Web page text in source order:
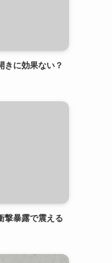
きに効果ない？
撃暴露で震える